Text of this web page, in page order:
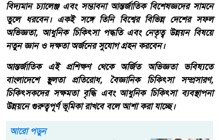
বিদ্যমান চ্যালেঞ্জ এবং সম্ভাবনা আন্তর্জাতিক বিশেষজ্ঞদের সামনে
তুলে ধরবেন। একই সঙ্গে তিনি বিশ্বের বিভিন্ন দেশের সফল
অভিজ্ঞতা, আধুনিক চিকিৎসা পদ্ধতি এবং নেতৃত্ব উন্নয়ন বিষয়ে
নতুন জ্ঞান ও দক্ষতা অর্জনের সুযোগ গ্রহন করবেন।
আন্তর্জাতিক এই প্রশিক্ষণ থেকে অর্জিত অভিজ্ঞতা ভবিষ্যতে
বাংলাদেশে স্থুলতা প্রতিরোধ, বৈজ্ঞানিক চিকিৎসা সম্প্রসারণ,
চিকিৎসকদের সক্ষমতা বৃদ্ধি এবং আধুনিক চিকিৎসা ব্যবস্থাপনা
উন্নয়নে গুরুত্বপূর্ণ ভূমিকা রাখবে বলে আশা করা যাচ্ছে।
আরো পড়ুন